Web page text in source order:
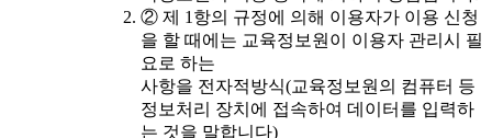
② 제 1항의 규정에 의해 이용자가 이용 신청
을 할 때에는 교육정보원이 이용자 관리시 필
요로 하는
사항을 전자적방식(교육정보원의 컴퓨터 등
정보처리 장치에 접속하여 데이터를 입력하
는 것을 말합니다)